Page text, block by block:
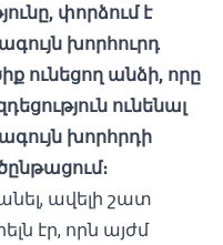
փորձում է
խորհուրդ
ունեցող անձի, որը
ունենալ
խորհրդի
ավելի շատ
էր, որն այժմ